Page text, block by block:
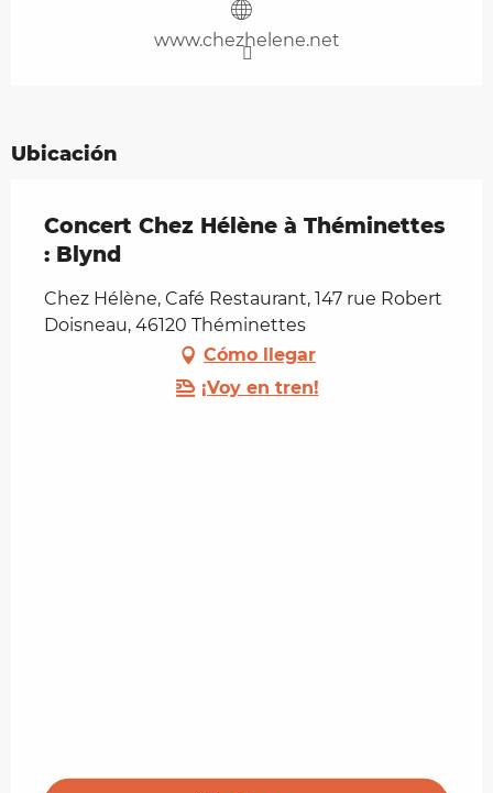
www.chezhelene.net
Ubicación
Concert Chez Hélène à Théminettes
: Blynd
Chez Hélène, Café Restaurant, 147 rue Robert
Doisneau, 46120 Théminettes
Cómo llegar
¡Voy en tren!